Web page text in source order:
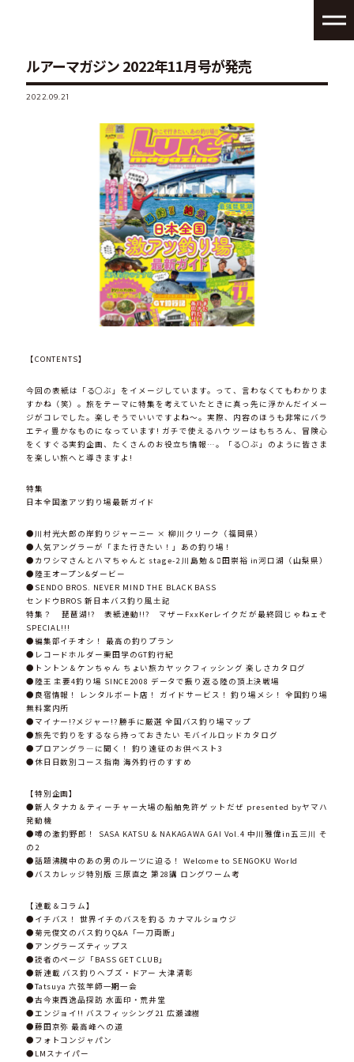
ルアーマガジン 2022年11月号が発売
2022.09.21
【CONTENTS】
今回の表紙は「る○ぶ」をイメージしています。って、言わなくてもわかりま
すかね（笑）。旅をテーマに特集を考えていたときに真っ先に浮かんだイメー
ジがコレでした。楽しそうでいいですよね～。実際、内容のほうも非常にバラ
エティ豊かなものになっています! ガチで使えるハウツーはもちろん、冒険心
をくすぐる実釣企画、たくさんのお役立ち情報…。「る○ぶ」のように皆さま
を楽しい旅へと導きますよ!
特集
日本全国激アツ釣り場最新ガイド
●川村光大郎の岸釣りジャーニー × 柳川クリーク（福岡県）
●人気アングラーが「また行きたい！」あの釣り場！
●カワシマさんとハマちゃんと stage-2 川島勉＆田崇裕 in河口湖（山梨県）
●陸王オープン&ダービー
●SENDO BROS. NEVER MIND THE BLACK BASS
センドウBROS 新日本バス釣り風土記
特集？ 琵琶湖!? 表紙連動!!? マザーFxxKerレイクだが最終回じゃねェぞ
SPECIAL!!!
●編集部イチオシ！ 最高の釣りプラン
●レコードホルダー栗田学のGT釣行紀
●トントン＆ケンちゃん ちょい旅カヤックフィッシング 楽しさカタログ
●陸王 主要4釣り場 SINCE2008 データで振り返る陸の頂上決戦場
●良宿情報！ レンタルボート店！ ガイドサービス！ 釣り場メシ！ 全国釣り場
無料案内所
●マイナー!?メジャー!? 勝手に厳選 全国バス釣り場マップ
●旅先で釣りをするなら持っておきたい モバイルロッドカタログ
●プロアングラ―に聞く！ 釣り遠征のお供ベスト3
●休日日数別コース指南 海外釣行のすすめ
【特別企画】
●新人タナカ＆ティーチャー大場の船舶免許ゲットだぜ presented byヤマハ
発動機
●噂の激釣野郎！ SASA KATSU & NAKAGAWA GAI Vol.4 中川雅偉in五三川 そ
の2
●話題沸騰中のあの男のルーツに迫る！ Welcome to SENGOKU World
●バスカレッジ特別版 三原直之 第28講 ロングワーム考
【連載＆コラム】
●イチバス！ 世界イチのバスを釣る カナマルショウジ
●菊元俊文のバス釣りQ&A「一刀両断」
●アングラーズティップス
●読者のページ「BASS GET CLUB」
●新連載 バス釣りへブズ・ドアー 大津清彰
●Tatsuya 六弦竿師一期一会
●古今東西逸品探訪 水面印・荒井堂
●エンジョイ!! バスフィッシング21 広瀬達樹
●藤田京弥 最高峰への道
●フォトコンジャパン
●LMスナイパー